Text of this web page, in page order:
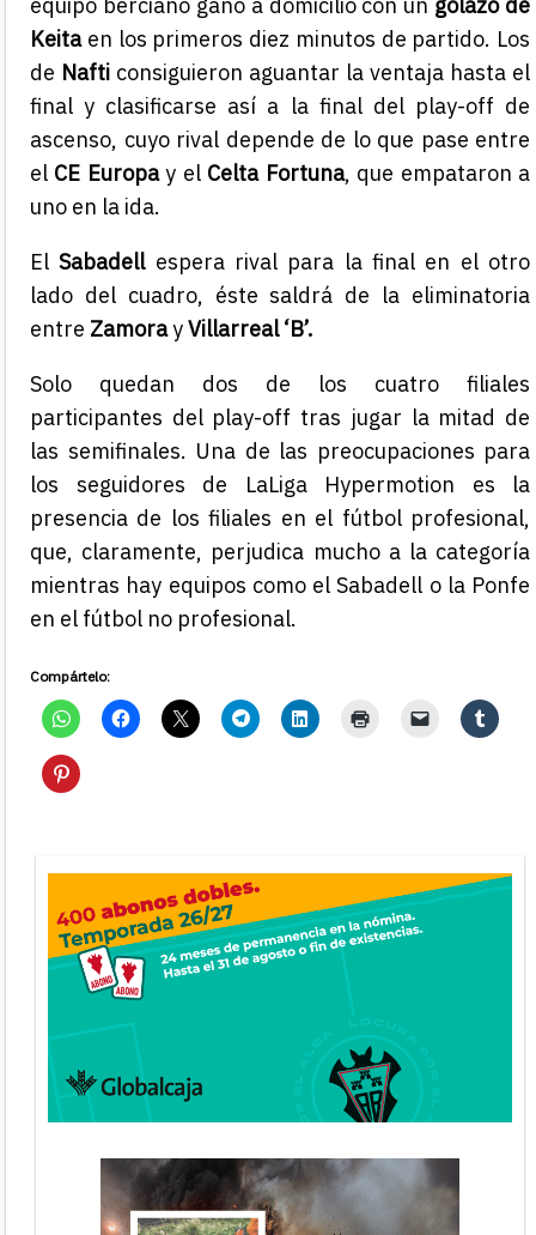
Keitaen los primeros diez minutos de partido. Los
de Nafti consiguieron aguantar la ventaja hasta el
final y clasificarse así a la final del play-off de
ascenso, cuyo rival depende de lo que pase entre
el CE Europay el Celta Fortuna, que empataron a
uno en la ida.
ElSabadellespera rival para la final en el otro
lado del cuadro, éste saldrá de la eliminatoria
entre ZamorayVillarreal ‘B’.
Solo quedan dos de los cuatro filiales
participantes del play-off tras jugar la mitad de
las semifinales. Una de las preocupaciones para
los seguidores de LaLiga Hypermotion es la
presencia de los filiales en el fútbol profesional,
que, claramente, perjudica mucho a la categoría
mientras hay equipos como el Sabadell o la Ponfe
en el fútbol no profesional.
Compártelo: